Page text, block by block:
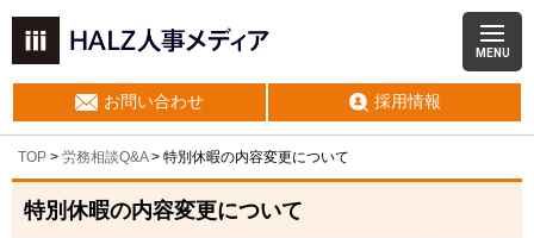
MENU
お問い合わせ 採用情報
TOP > 労務相談Q&A> 特別休暇の内容変更について
特別休暇の内容変更について